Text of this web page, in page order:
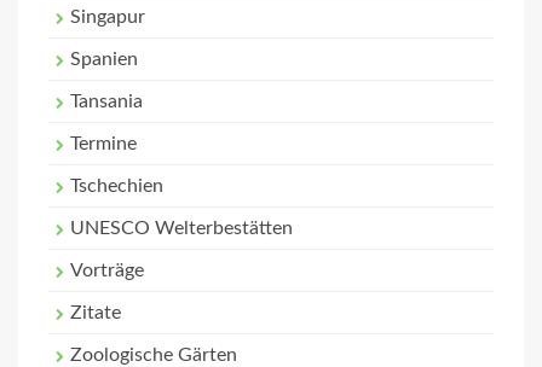
Singapur
Spanien
Tansania
Termine
Tschechien
UNESCO Welterbestätten
Vorträge
Zitate
Zoologische Gärten